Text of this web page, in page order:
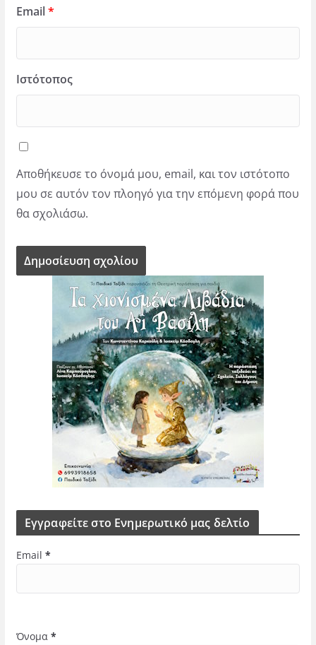
Email*
Ιστότοπος
Αποθήκευσε το όνομά μου, email, και τον ιστότοπο
μου σε αυτόν τον πλοηγό για την επόμενη φορά που
θα σχολιάσω.
Εγγραφείτε στο Ενημερωτικό μας δελτίο
Email *
Όνομα *